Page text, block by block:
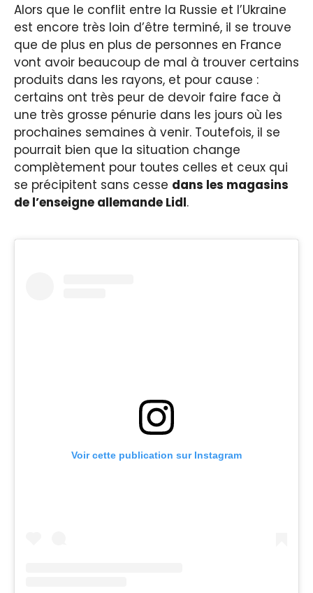
Alors que le conflit entre la Russie et l’Ukraine
est encore très loin d’être terminé, il se trouve
que de plus en plus de personnes en France
vont avoir beaucoup de mal à trouver certains
produits dans les rayons, et pour cause :
certains ont très peur de devoir faire face à
une très grosse pénurie dans les jours où les
prochaines semaines à venir. Toutefois, il se
pourrait bien que la situation change
complètement pour toutes celles et ceux qui
se précipitent sans cesse dans les magasins
de l’enseigne allemande Lidl.
Voir cette publication sur Instagram